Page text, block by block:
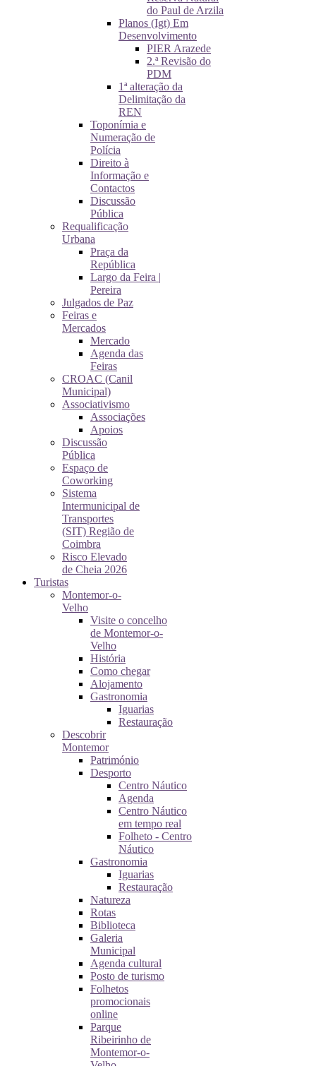
do Paul de Arzila
Planos (Igt) Em
Desenvolvimento
PIER Arazede
2.ª Revisão do
PDM
1ª alteração da
Delimitação da
REN
Toponímia e
Numeração de
Polícia
Direito à
Informação e
Contactos
Discussão
Pública
Requalificação
Urbana
Praça da
República
Largo da Feira |
Pereira
Julgados de Paz
Feiras e
Mercados
Mercado
Agenda das
Feiras
CROAC (Canil
Municipal)
Associativismo
Associações
Apoios
Discussão
Pública
Espaço de
Coworking
Sistema
Intermunicipal de
Transportes
(SIT) Região de
Coimbra
Risco Elevado
de Cheia 2026
Turistas
Montemor-o-
Velho
Visite o concelho
de Montemor-o-
Velho
História
Como chegar
Alojamento
Gastronomia
Iguarias
Restauração
Descobrir
Montemor
Património
Desporto
Centro Náutico
Agenda
Centro Náutico
em tempo real
Folheto - Centro
Náutico
Gastronomia
Iguarias
Restauração
Natureza
Rotas
Biblioteca
Galeria
Municipal
Agenda cultural
Posto de turismo
Folhetos
promocionais
online
Parque
Ribeirinho de
Montemor-o-